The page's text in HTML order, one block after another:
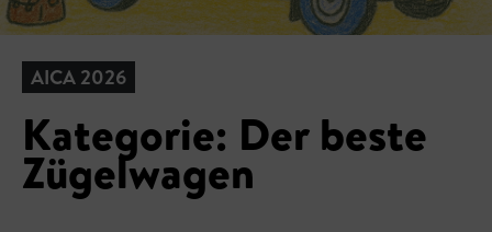
AICA 2026
Kategorie: Der beste
Zügelwagen